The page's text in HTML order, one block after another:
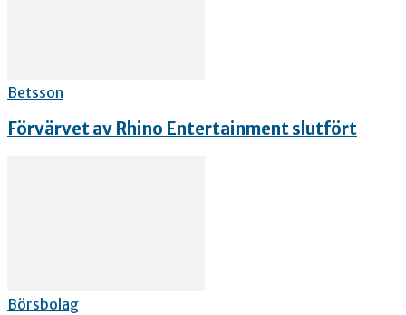
Betsson
Förvärvet av Rhino Entertainment slutfört
Börsbolag